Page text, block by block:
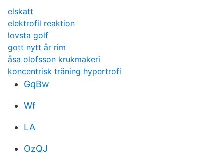
elskatt
elektrofil reaktion
lovsta golf
gott nytt år rim
åsa olofsson krukmakeri
koncentrisk träning hypertrofi
GqBw
Wf
LA
OzQJ